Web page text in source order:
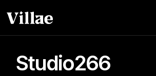
para
Studio266